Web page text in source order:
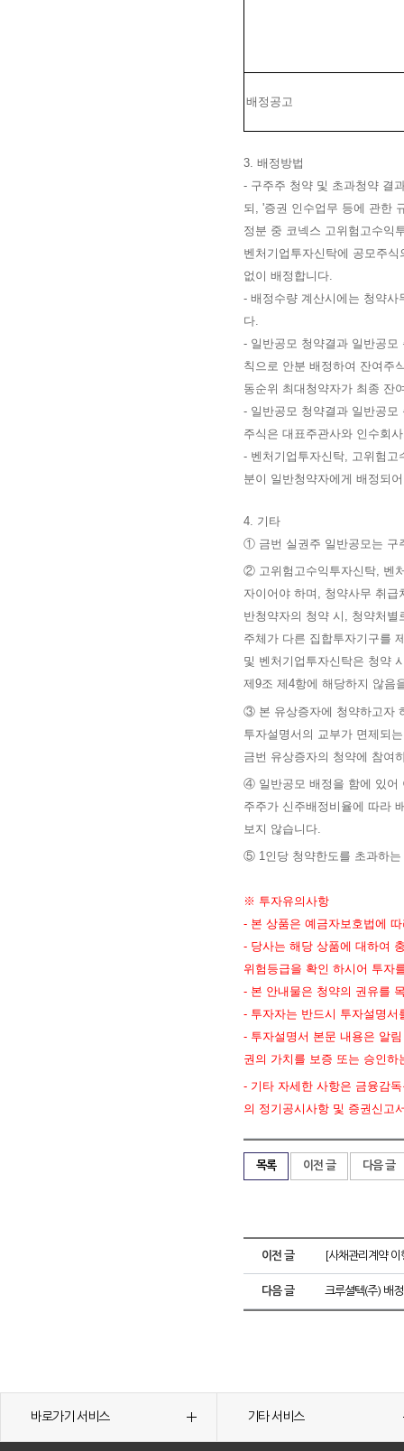
배정공고
3. 배정방법
- 구주주 청약 및 초과청약 결
되, '증권 인수업무 등에 관한
정분 중 코넥스 고위험고수익
벤처기업투자신탁에 공모주
없이 배정합니다.
- 배정수량 계산시에는 청약
다.
- 일반공모 청약결과 일반공
칙으로 안분 배정하여 잔여주
동순위 최대청약자가 최종 잔
- 일반공모 청약결과 일반공
주식은 대표주관사와 인수회
- 벤처기업투자신탁, 고위험
분이 일반청약자에게 배정되
4. 기타
① 금번 실권주 일반공모는 구
② 고위험고수익투자신탁, 벤
자이어야 하며, 청약사무 취
반청약자의 청약 시, 청약처
주체가 다른 집합투자기구를
및 벤처기업투자신탁은 청약
제9조 제4항에 해당하지 않음
③ 본 유상증자에 청약하고자
투자설명서의 교부가 면제되
금번 유상증자의 청약에 참여
④ 일반공모 배정을 함에 있어
주주가 신주배정비율에 따라
보지 않습니다.
⑤ 1인당 청약한도를 초과하
※ 투자유의사항
- 본 상품은 예금자보호법에
- 당사는 해당 상품에 대하여
위험등급을 확인 하시어 투자
- 본 안내물은 청약의 권유를
- 투자자는 반드시 투자설명
- 투자설명서 본문 내용은 알
권의 가치를 보증 또는 승인
- 기타 자세한 사항은 금융감
의 정기공시사항 및 증권신고
목록 이전 글 다음 글
이전 글 [사채관리계약
다음 글 크루셜텍(주) 배
바로가기 서비스 기타 서비스